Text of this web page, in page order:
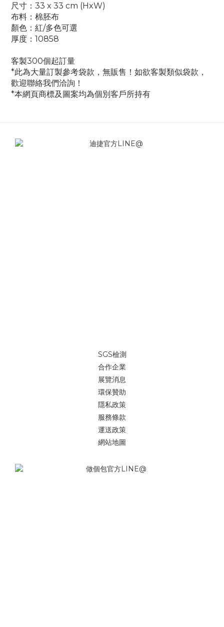
尺寸：33 x 33 cm (HxW)
布料：棉胚布
顏色：紅/多色可選
厚度：10858
客製300個起訂量
*此為大量訂製參考袋款，無販售！如欲客製類似袋款，
歡迎聯絡我們洽詢！
*本網頁商標及圖案均為個別客戶所持有
SGS檢測
合作企業
展覽消息
環保贊助
隱私政策
服務條款
運送政策
網站地圖